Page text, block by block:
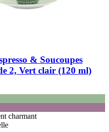
& Soucoupes
2, Vert clair (120 ml)
charmant